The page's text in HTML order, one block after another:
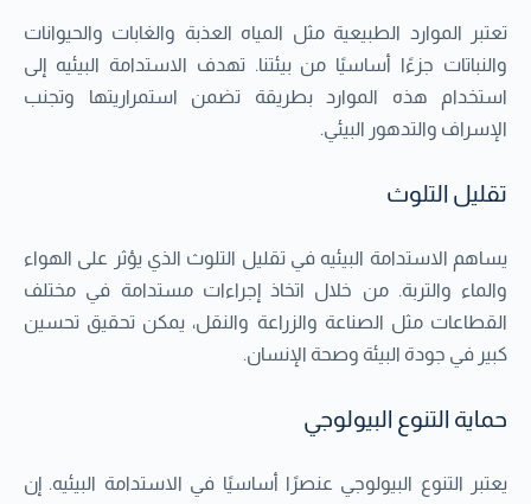
تعتبر الموارد الطبيعية مثل المياه العذبة والغابات والحيوانات
والنباتات جزءًا أساسيًا من بيئتنا. تهدف الاستدامة البيئيه إلى
استخدام هذه الموارد بطريقة تضمن استمراريتها وتجنب
الإسراف والتدهور البيئي.
تقليل التلوث
يساهم الاستدامة البيئيه في تقليل التلوث الذي يؤثر على الهواء
والماء والتربة. من خلال اتخاذ إجراءات مستدامة في مختلف
القطاعات مثل الصناعة والزراعة والنقل، يمكن تحقيق تحسين
كبير في جودة البيئة وصحة الإنسان.
حماية التنوع البيولوجي
يعتبر التنوع البيولوجي عنصرًا أساسيًا في الاستدامة البيئيه. إن